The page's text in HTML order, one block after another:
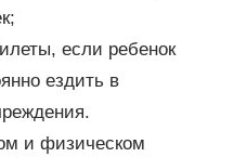
если ребенок
ездить в
и физическом